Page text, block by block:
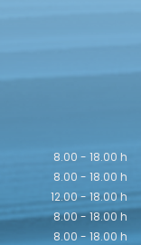
8.00 - 18.00 h
8.00 - 18.00 h
12.00 - 18.00 h
8.00 - 18.00 h
8.00 - 18.00 h